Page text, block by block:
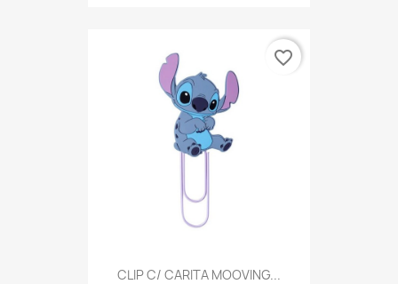
CLIP C/ CARITA MOOVING...
favorite_border